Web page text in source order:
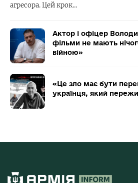
агресора. Цей крок…
Актор і офіцер
фільми не мають
війною»
«Це зло має бути
українця, який